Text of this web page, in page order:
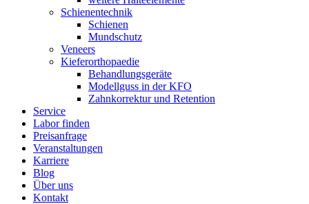
Schienen­technik
Schienen
Mundschutz
Veneers
Kieferorthopaedie
Behandlungs­geräte
Modellguss in der KFO
Zahnkorrektur und Retention
Service
Labor finden
Preisanfrage
Veranstaltungen
Karriere
Blog
Über uns
Kontakt